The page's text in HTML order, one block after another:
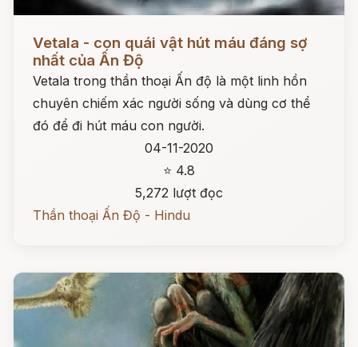
Vetala - con quái vật hút máu đáng sợ
nhất của Ấn Độ
Vetala trong thần thoại Ấn độ là một linh hồn
chuyên chiếm xác người sống và dùng cơ thể
đó để đi hút máu con người.
04-11-2020
⭐ 4.8
5,272 lượt đọc
Thần thoại Ấn Độ - Hindu